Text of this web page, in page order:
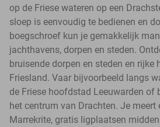
op de Friese wateren op een
sloep is eenvoudig te bedienen en
boegschroef kun je gemakkelijk
jachthavens, dorpen en steden.
bruisende dorpen en steden en rijke
Friesland. Vaar bijvoorbeeld langs
de Friese hoofdstad Leeuwarden of
het centrum van Drachten. Je
Marrekrite, gratis ligplaatsen